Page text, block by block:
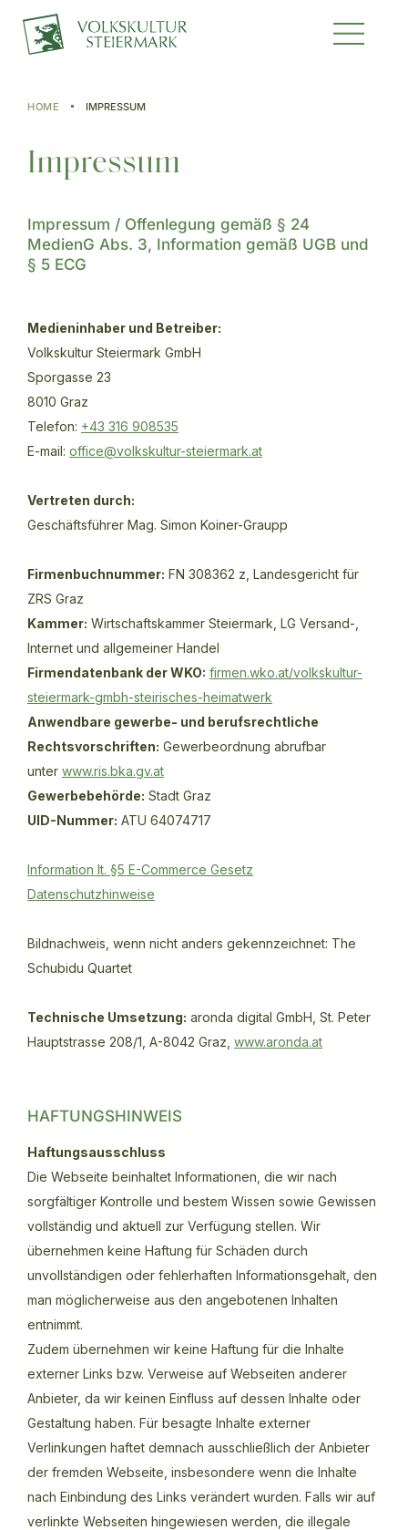
HOME IMPRESSUM
Impressum
Impressum / Offenlegung gemäß § 24
MedienG Abs. 3, Information gemäß UGB und
§ 5 ECG
Medieninhaber und Betreiber:
Volkskultur Steiermark GmbH
Sporgasse 23
8010 Graz
Telefon: +43 316 908535
E-mail: office@volkskultur-steiermark.at
Vertreten durch:
Geschäftsführer Mag. Simon Koiner-Graupp
Firmenbuchnummer: FN 308362 z, Landesgericht für
ZRS Graz
Kammer: Wirtschaftskammer Steiermark, LG Versand-,
Internet und allgemeiner Handel
Firmendatenbank der WKO: firmen.wko.at/volkskultur-
steiermark-gmbh-steirisches-heimatwerk
Anwendbare gewerbe- und berufsrechtliche
Rechtsvorschriften: Gewerbeordnung abrufbar
unter www.ris.bka.gv.at
Gewerbebehörde: Stadt Graz
UID-Nummer: ATU 64074717
Information lt. §5 E-Commerce Gesetz
Datenschutzhinweise
Bildnachweis, wenn nicht anders gekennzeichnet: The
Schubidu Quartet
Technische Umsetzung: aronda digital GmbH, St. Peter
Hauptstrasse 208/1, A-8042 Graz, www.aronda.at
HAFTUNGSHINWEIS
Haftungsausschluss
Die Webseite beinhaltet Informationen, die wir nach
sorgfältiger Kontrolle und bestem Wissen sowie Gewissen
vollständig und aktuell zur Verfügung stellen. Wir
übernehmen keine Haftung für Schäden durch
unvollständigen oder fehlerhaften Informationsgehalt, den
man möglicherweise aus den angebotenen Inhalten
entnimmt.
Zudem übernehmen wir keine Haftung für die Inhalte
externer Links bzw. Verweise auf Webseiten anderer
Anbieter, da wir keinen Einfluss auf dessen Inhalte oder
Gestaltung haben. Für besagte Inhalte externer
Verlinkungen haftet demnach ausschließlich der Anbieter
der fremden Webseite, insbesondere wenn die Inhalte
nach Einbindung des Links verändert wurden. Falls wir auf
verlinkte Webseiten hingewiesen werden, die illegale